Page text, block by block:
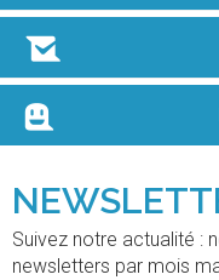
Suivez notre actualité :
newsletters par mois